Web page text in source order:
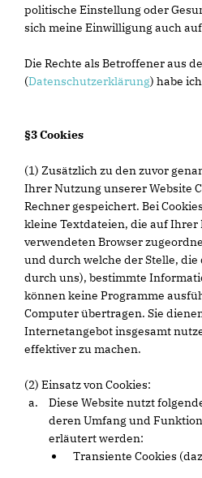
politische Einstellung oder
sich meine Einwilligung auch
Die Rechte als Betroffener aus
(Datenschutzerklärung) habe
§3 Cookies
(1) Zusätzlich zu den zuvor
Ihrer Nutzung unserer Website
Rechner gespeichert. Bei
kleine Textdateien, die auf Ihrer
verwendeten Browser
und durch welche der Stelle, die
durch uns), bestimmte
können keine Programme
Computer übertragen. Sie
Internetangebot insgesamt
effektiver zu machen.
(2) Einsatz von Cookies:
Diese Website nutzt
deren Umfang und
erläutert werden:
Transiente Cookies